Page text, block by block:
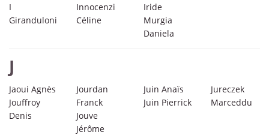
I
Giranduloni
Innocenzi
Céline
Iride
Murgia
Daniela
J
Jaoui Agnès
Jouffroy
Denis
Jourdan
Franck
Jouve
Jérôme
Juin Anaïs
Juin Pierrick
Jureczek
Marceddu